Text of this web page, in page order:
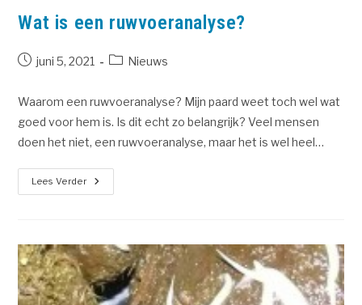
Wat is een ruwvoeranalyse?
juni 5, 2021 Nieuws
Waarom een ruwvoeranalyse? Mijn paard weet toch wel wat
goed voor hem is. Is dit echt zo belangrijk? Veel mensen
doen het niet, een ruwvoeranalyse, maar het is wel heel…
Lees Verder